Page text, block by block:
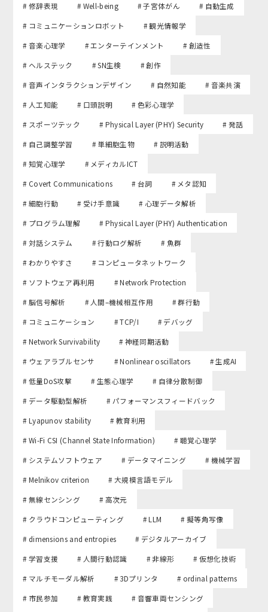
# 修辞表現
# Well-being # 子宮体がん
# 自動生成
# コミュニケーションロボット
# 観光情報学
# 音楽心理学
# エンターテインメント
# 創造性
# ヘルステック
# SN生検
# 創作
# 音声インタラクションデザイン
# 自然知能
# 音楽共演
# 人工知能
# 口頭説明
# 色彩心理学
# スポーツテック
# Physical Layer (PHY) Security
# 発話
# 自己調整学習
# 単細胞生物
# 説明活動
# 知覚心理学
# メディカルICT
# Covert Communications
# 台詞
# メタ認知
# 細胞行動
# 受け手意識
# 心理データ解析
# プログラム理解
# Physical Layer (PHY) Authentication
# 対話システム
# 行動ログ解析
# 魚群
# わかりやすさ
# コンピュータネットワーク
# ソフトウェア再利用
# Network Protection
# 脳信号解析
# 人間–機械相互作用
# 群行動
# コミュニケーション
# TCP/I
# デバッグ
# Network Survivability
# 神経同期活動
# ウェアラブルセンサ
# Nonlinear oscillators
# 生成AI
# 低量DoS攻撃
# 生態心理学
# 自律分散制御
# データ駆動型解析
# パフォーマンスフィードバック
# Lyapunov stability
# 教育利用
# Wi-Fi CSI (Channel State Information)
# 聴覚心理学
# システムソフトウェア
# データマイニング
# 機械学習
# Melnikov criterion
# 大規模言語モデル
# 無線センシング
# 高次元
# クラウドコンピューティング
# LLM
# 擬等角写像
# dimensions and entropies
# デジタルアーカイブ
# 学習支援
# 人間行動認識 # 非線形
# 仮想化技術
# マルチモーダル解析
# 3Dプリンタ
# ordinal patterns
# 市民参加
# 教育実践
# 音響車両センシング